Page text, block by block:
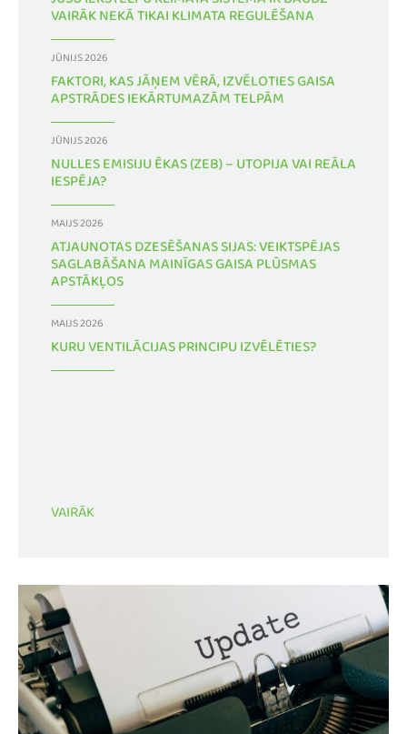
VAIRĀK NEKĀ TIKAI KLIMATA REGULĒŠANA
JŪNIJS 2026
FAKTORI, KAS JĀŅEM VĒRĀ, IZVĒLOTIES GAISA
APSTRĀDES IEKĀRTUMAZĀM TELPĀM
JŪNIJS 2026
NULLES EMISIJU ĒKAS (ZEB) – UTOPIJA VAI REĀLA
IESPĒJA?
MAIJS 2026
ATJAUNOTAS DZESĒŠANAS SIJAS: VEIKTSPĒJAS
SAGLABĀŠANA MAINĪGAS GAISA PLŪSMAS
APSTĀKĻOS
MAIJS 2026
KURU VENTILĀCIJAS PRINCIPU IZVĒLĒTIES?
VAIRĀK